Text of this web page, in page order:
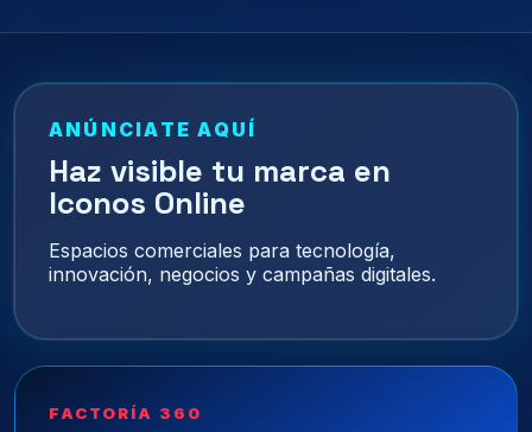
ANÚNCIATE AQUÍ
Haz visible tu marca en
Iconos Online
Espacios comerciales para tecnología,
innovación, negocios y campañas digitales.
FACTORÍA 360